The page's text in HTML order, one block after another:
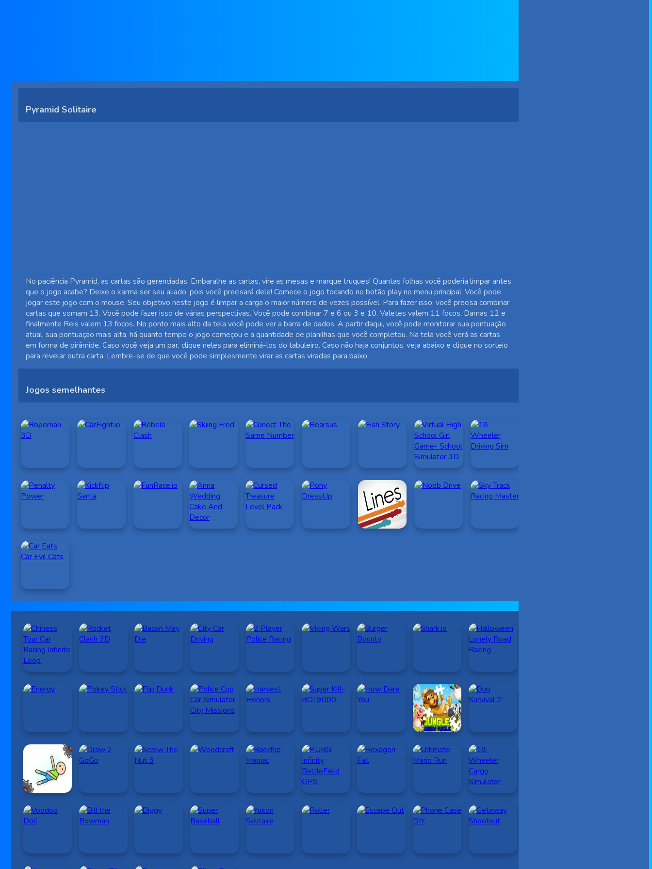
Pyramid Solitaire
No paciência Pyramid, as cartas são gerenciadas. Embaralhe as cartas, vire as mesas e marque truques! Quantas folhas você poderia limpar antes
que o jogo acabe? Deixe o karma ser seu aliado, pois você precisará dele! Comece o jogo tocando no botão play no menu principal. Você pode
jogar este jogo com o mouse. Seu objetivo neste jogo é limpar a carga o maior número de vezes possível. Para fazer isso, você precisa combinar
cartas que somam 13. Você pode fazer isso de várias perspectivas. Você pode combinar 7 e 6 ou 3 e 10. Valetes valem 11 focos, Damas 12 e
finalmente Reis valem 13 focos. No ponto mais alto da tela você pode ver a barra de dados. A partir daqui, você pode monitorar sua pontuação
atual, sua pontuação mais alta, há quanto tempo o jogo começou e a quantidade de planilhas que você completou. Na tela você verá as cartas
em forma de pirâmide. Caso você veja um par, clique neles para eliminá-los do tabuleiro. Caso não haja conjuntos, veja abaixo e clique no sorteio
para revelar outra carta. Lembre-se de que você pode simplesmente virar as cartas viradas para baixo.
Jogos semelhantes